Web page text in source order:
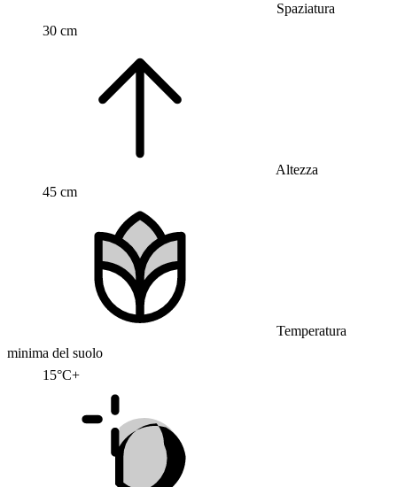
Spaziatura
30 cm
Altezza
45 cm
Temperatura
minima del suolo
15°C+